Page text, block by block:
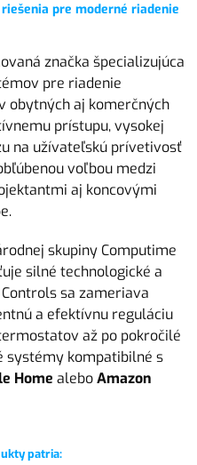
pre moderné riadenie
značka špecializujúca
pre riadenie
obytných aj komerčných
prístupu, vysokej
na užívateľskú prívetivosť
voľbou medzi
aj koncovými
skupiny Computime
silné technologické a
sa zameriava
a efektívnu reguláciu
až po pokročilé
systémy kompatibilné s
HomealeboAmazon
patria: